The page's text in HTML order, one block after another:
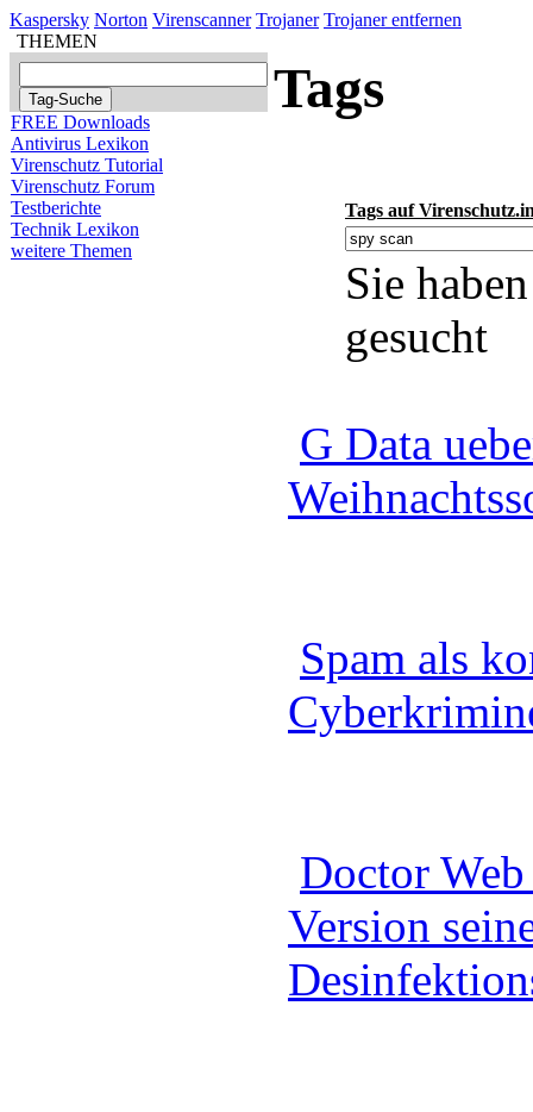
Kaspersky Norton Virenscanner Trojaner Trojaner entfernen
THEMEN
FREE Downloads
Antivirus Lexikon
Virenschutz Tutorial
Virenschutz Forum
Testberichte
Technik Lexikon
weitere Themen
Tags
Tags auf
Sie
gesucht
G Data
Spam als
Doctor
Version